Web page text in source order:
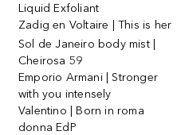
Liquid Exfoliant
Zadig en Voltaire | This is her
Sol de Janeiro body mist |
Cheirosa 59
Emporio Armani | Stronger
with you intensely
Valentino | Born in roma
donna EdP